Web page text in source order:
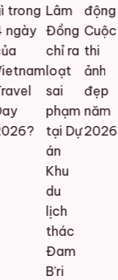
trong
ngày
Lâm
Đồng
chỉ ra
loạt
sai
phạm
tại Dự
án
Khu
du
lịch
thác
Đam
B’ri
động
Cuộc
thi
ảnh
đẹp
năm
2026